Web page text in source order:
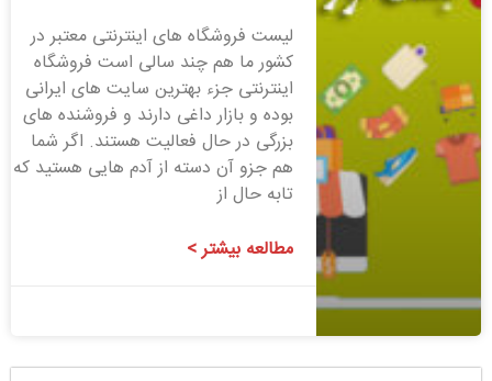
لیست فروشگاه های اینترنتی معتبر در
کشور ما هم چند سالی است فروشگاه
اینترنتی جزء بهترین سایت های ایرانی
بوده و بازار داغی دارند و فروشنده های
بزرگی در حال فعالیت هستند. اگر شما
هم جزو آن دسته از آدم هایی هستید که
تابه حال از
مطالعه بیشتر >
1400/08/06 1 دیدگاه